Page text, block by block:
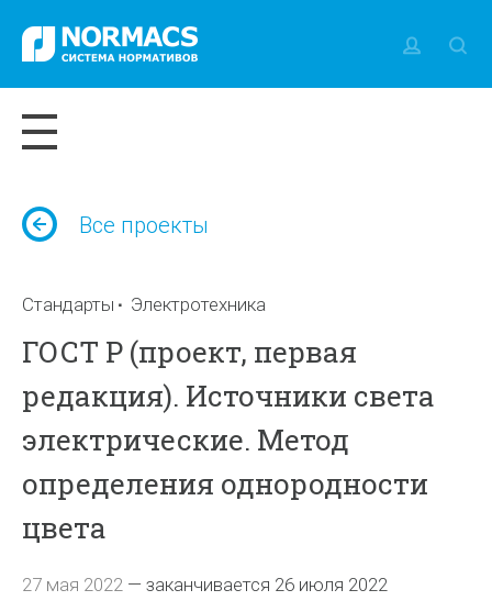
Все проекты
Стандарты Электротехника
ГОСТ Р (проект, первая
редакция). Источники света
электрические. Метод
определения однородности
цвета
27 мая 2022 —заканчивается 26 июля 2022